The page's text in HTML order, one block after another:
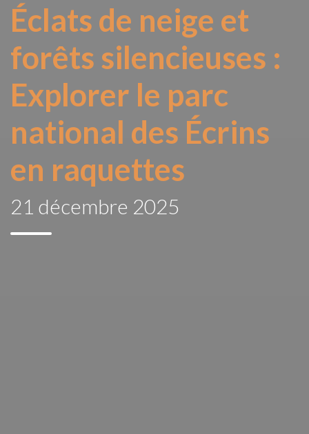
Éclats de neige et
forêts silencieuses :
Explorer le parc
national des Écrins
en raquettes
21 décembre 2025